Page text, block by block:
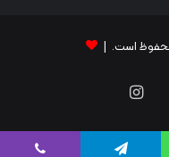
محفوظ است. |
یوتیوب